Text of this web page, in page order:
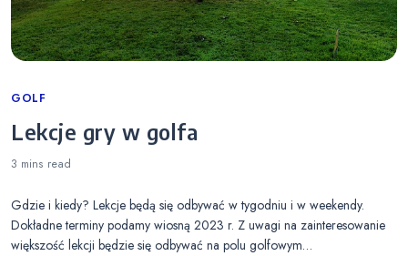
Categories
GOLF
Lekcje gry w golfa
3 mins read
Gdzie i kiedy? Lekcje będą się odbywać w tygodniu i w weekendy.
Dokładne terminy podamy wiosną 2023 r. Z uwagi na zainteresowanie
większość lekcji będzie się odbywać na polu golfowym…